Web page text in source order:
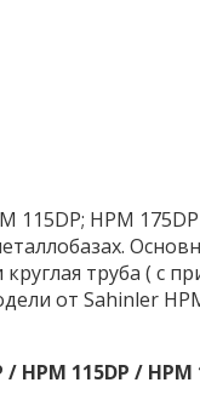
115DP; HPM
труба ( с
от Sahinler
115DP / HPM